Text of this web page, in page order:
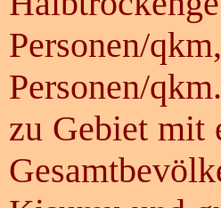
Personen/
Personen/
zu Gebiet mit